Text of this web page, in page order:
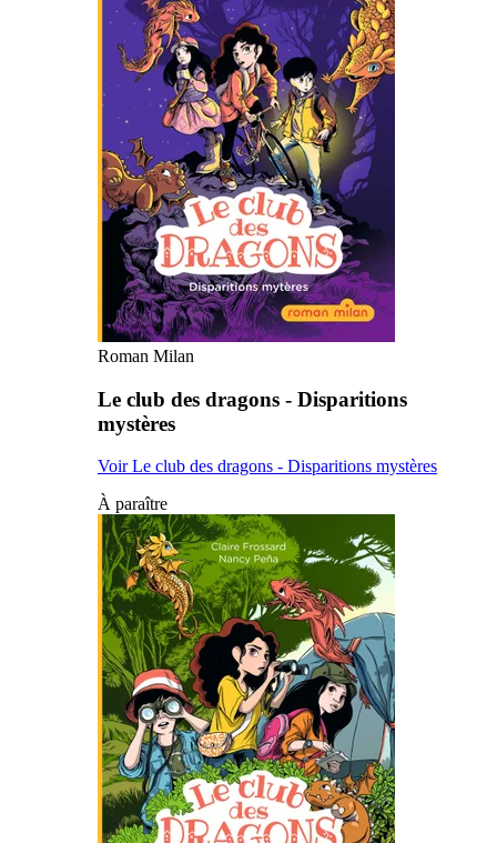
Roman Milan
Le club des dragons - Disparitions
mystères
Voir Le club des dragons - Disparitions mystères
À paraître